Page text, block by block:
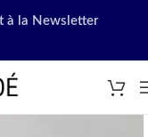
à la Newsletter